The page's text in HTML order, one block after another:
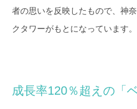
者の思いを反映したもので、神
クタワーがもとになっています。
成長率120％超えの「